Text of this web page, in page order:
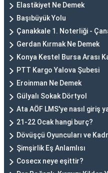
Elastikiyet Ne Demek
Başıbüyük Yolu
Çanakkale 1. Noterliği -
Gerdan Kırmak Ne Demek
Konya Kestel Bursa Arası
PTT Kargo Yalova Şubesi
Eroinman Ne Demek
Gülyalı Sokak Dörtyol
Ata AÖF LMS'ye nasıl giriş
21-22 Ocak hangi burç?
Dövüşçü Oyuncuları ve
Şimşirlik Eş Anlamlısı
Cosecx neye eşittir?